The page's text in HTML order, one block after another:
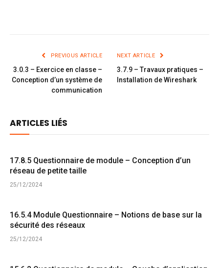
PREVIOUS ARTICLE
3.0.3 – Exercice en classe –
Conception d’un système de
communication
NEXT ARTICLE
3.7.9 – Travaux pratiques –
Installation de Wireshark
ARTICLES LIÉS
17.8.5 Questionnaire de module – Conception d’un
réseau de petite taille
25/12/2024
16.5.4 Module Questionnaire – Notions de base sur la
sécurité des réseaux
25/12/2024